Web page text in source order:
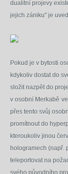
dualitní projevy
jejich zániku" je
Pokud je v bytosti
kdykoliv dostat do
složit nazpět do
v osobní Merkabě
přes tento svůj
promítnout do
kteroukoliv jinou
hologramech (např.
teleportovat na
svého původního